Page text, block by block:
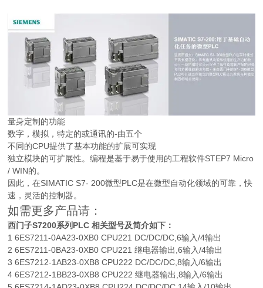
量身定制的功能
数字，模拟，特定的或通讯的-由五个
不同的CPU提供了基本功能的扩展可实现
独立模块的可扩展性。编程是基于易于使用的工程软件STEP7 Micro
/ WIN的。
因此，在SIMATIC S7- 200微型PLC是在微型自动化领域的可靠，快
速，灵活的控制器。
如需更多产品请：
西门子S7200系列PLC 相关型号及简介如下：
1 6ES7211-0AA23-0XB0 CPU221 DC/DC/DC,6输入/4输出
2 6ES7211-0BA23-0XB0 CPU221 继电器输出,6输入/4输出
3 6ES7212-1AB23-0XB8 CPU222 DC/DC/DC,8输入/6输出
4 6ES7212-1BB23-0XB8 CPU222 继电器输出,8输入/6输出